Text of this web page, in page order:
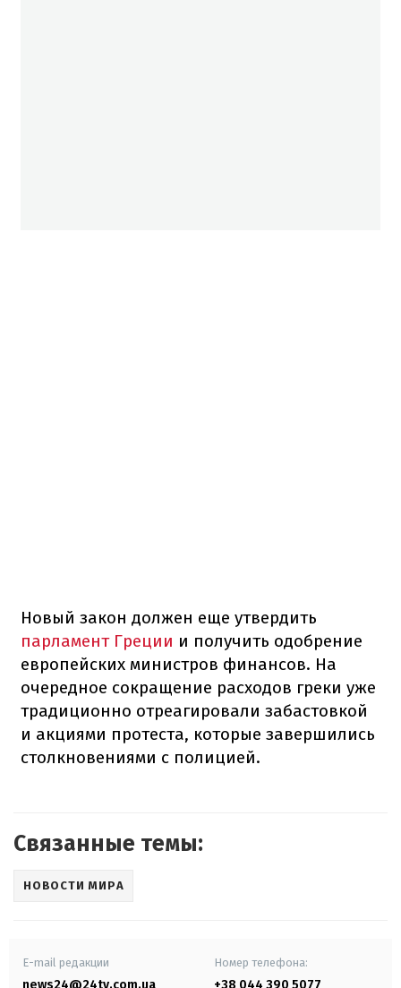
Новый закон должен еще утвердить
парламент Греции и получить одобрение
европейских министров финансов. На
очередное сокращение расходов греки уже
традиционно отреагировали забастовкой
и акциями протеста, которые завершились
столкновениями с полицией.
Связанные темы:
НОВОСТИ МИРА
E-mail редакции
news24@24tv.com.ua
Номер телефона:
+38 044 390 5077